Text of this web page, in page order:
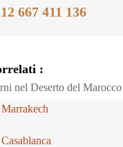
667 411 136
:
nel Deserto del Marocco